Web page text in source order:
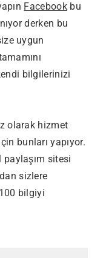
Facebook bu
derken bu
uygun
bilgilerinizi
olarak hizmet
bunları yapıyor.
sitesi
sizlere
bilgiyi